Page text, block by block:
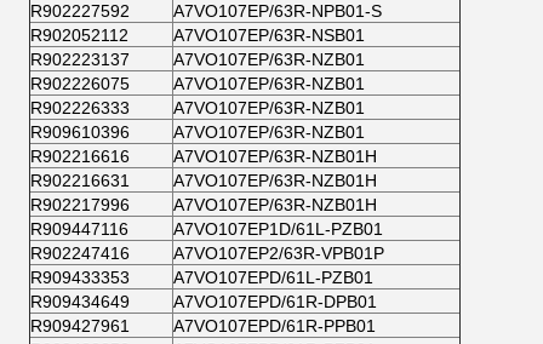
R902227592
A7VO107EP/63R-NPB01-S
R902052112
A7VO107EP/63R-NSB01
R902223137
A7VO107EP/63R-NZB01
R902226075
A7VO107EP/63R-NZB01
R902226333
A7VO107EP/63R-NZB01
R909610396
A7VO107EP/63R-NZB01
R902216616
A7VO107EP/63R-NZB01H
R902216631
A7VO107EP/63R-NZB01H
R902217996
A7VO107EP/63R-NZB01H
R909447116
A7VO107EP1D/61L-PZB01
R902247416
A7VO107EP2/63R-VPB01P
R909433353
A7VO107EPD/61L-PZB01
R909434649
A7VO107EPD/61R-DPB01
R909427961
A7VO107EPD/61R-PPB01